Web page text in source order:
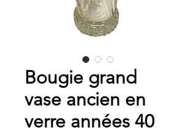
Bougie grand
vase ancien en
verre années 40